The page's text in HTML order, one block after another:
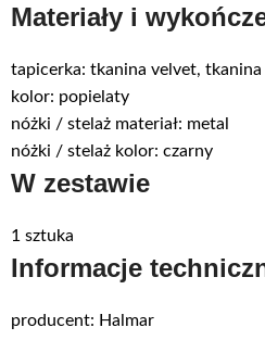
Materiały i
tapicerka: tkanina velvet, tkanina
kolor: popielaty
nóżki / stelaż materiał: metal
nóżki / stelaż kolor: czarny
W zestawie
1 sztuka
Informacje
producent: Halmar